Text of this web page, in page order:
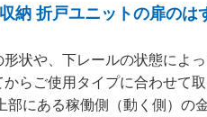
納 折戸ユニットの扉のは
形状や、下レールの状態によ
からご使用タイプに合わせて
部にある稼働側（動く側）